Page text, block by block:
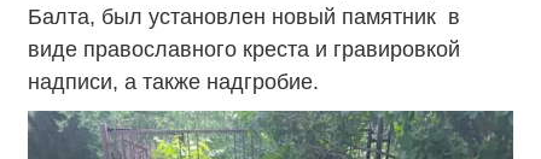
Балта, был установлен новый памятник в
виде православного креста и гравировкой
надписи, а также надгробие.